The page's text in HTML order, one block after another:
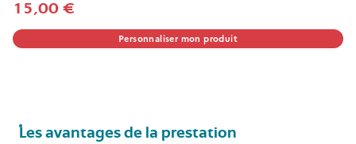
15,00 €
Personnaliser mon produit
Titre
Les avantages de la prestation